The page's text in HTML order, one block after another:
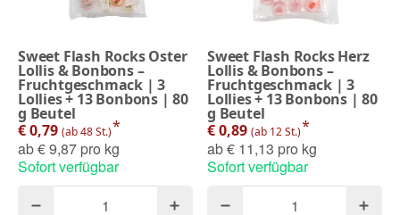
Sweet Flash Rocks Oster
Lollis & Bonbons –
Fruchtgeschmack | 3
Lollies + 13 Bonbons | 80
g Beutel
€ 0,79 (ab 48 St.)*
ab€ 9,87 pro kg
Sofort verfügbar
Sweet Flash Rocks Herz
Lollis & Bonbons –
Fruchtgeschmack | 3
Lollies + 13 Bonbons | 80
g Beutel
€ 0,89 (ab 12 St.)*
ab€ 11,13 pro kg
Sofort verfügbar